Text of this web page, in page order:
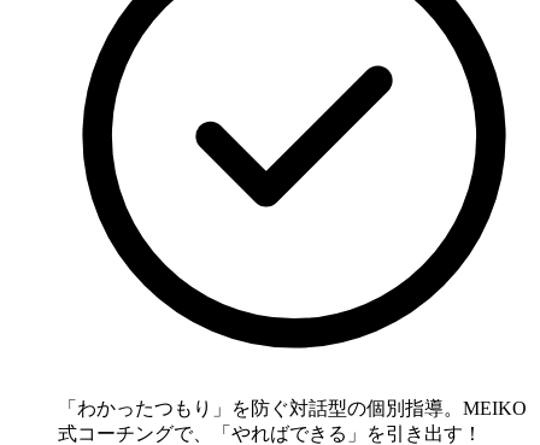
「わかったつもり」を防ぐ対話型の個別指導。MEIKO
式コーチングで、「やればできる」を引き出す！